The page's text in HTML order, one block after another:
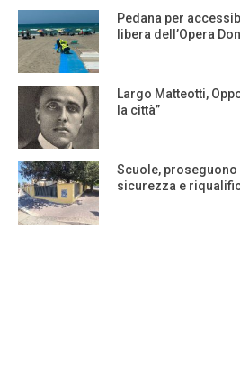
Pedana per
libera dell’Opera
Largo Matteotti,
la città”
Scuole,
sicurezza e